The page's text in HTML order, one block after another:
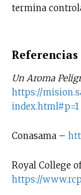
termina
Referencias
Un Aroma
https://
index.html#p=1
Conasama –
Royal College
https://